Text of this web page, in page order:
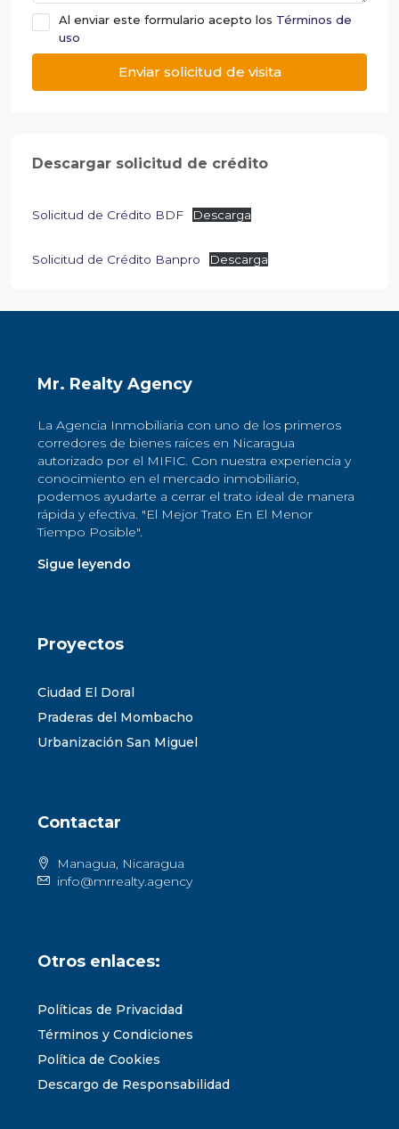
Al enviar este formulario acepto los Términos de
uso
Enviar solicitud de visita
Descargar solicitud de crédito
Solicitud de Crédito BDF Descarga
Solicitud de Crédito Banpro Descarga
Mr. Realty Agency
La Agencia Inmobiliaria con uno de los primeros
corredores de bienes raíces en Nicaragua
autorizado por el MIFIC. Con nuestra experiencia y
conocimiento en el mercado inmobiliario,
podemos ayudarte a cerrar el trato ideal de manera
rápida y efectiva. "El Mejor Trato En El Menor
Tiempo Posible".
Sigue leyendo
Proyectos
Ciudad El Doral
Praderas del Mombacho
Urbanización San Miguel
Contactar
Managua, Nicaragua
info@mrrealty.agency
Otros enlaces:
Políticas de Privacidad
Términos y Condiciones
Política de Cookies
Descargo de Responsabilidad